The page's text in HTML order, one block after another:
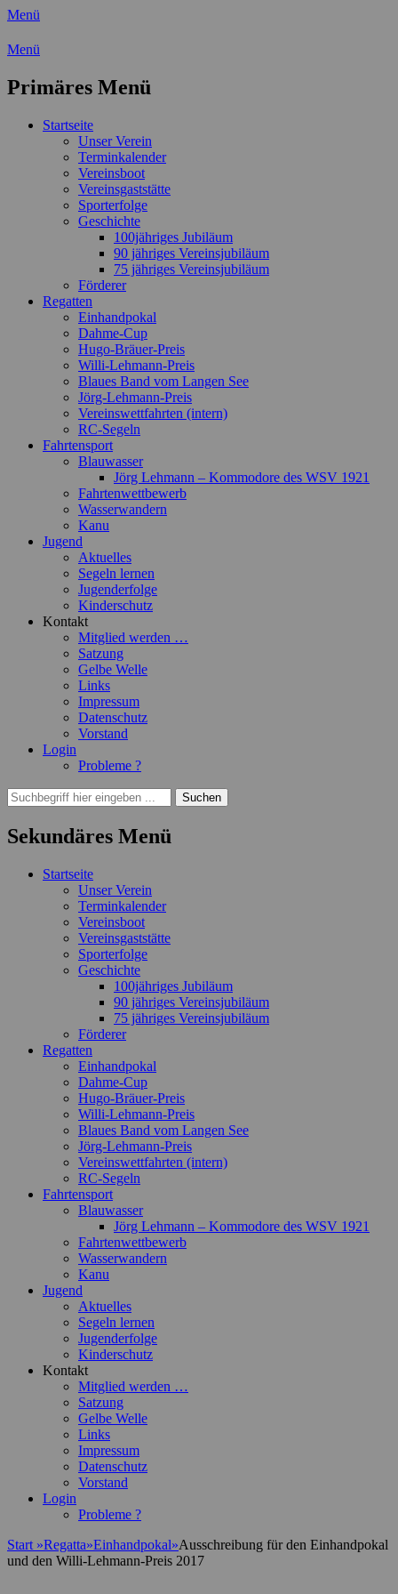
Menü
Wassersport-Verein 1921 e.V.
Freizeit mit der ganzen Familie
Menü
Primäres Menü
Zum
Startseite
Unser Verein
Terminkalender
Vereinsboot
Vereinsgaststätte
Sporterfolge
Geschichte
100jähriges Jubiläum
90 jähriges Vereinsjubiläum
75 jähriges Vereinsjubiläum
Förderer
Regatten
Einhandpokal
Dahme-Cup
Hugo-Bräuer-Preis
Willi-Lehmann-Preis
Blaues Band vom Langen See
Jörg-Lehmann-Preis
Vereinswettfahrten (intern)
RC-Segeln
Fahrtensport
Blauwasser
Jörg Lehmann – Kommodore des WSV 1921
Fahrtenwettbewerb
Wasserwandern
Kanu
Jugend
Aktuelles
Segeln lernen
Jugenderfolge
Kinderschutz
Kontakt
Mitglied werden …
Satzung
Gelbe Welle
Links
Impressum
Datenschutz
Vorstand
Login
Probleme ?
Suchen
Suchen
nach:
Sekundäres Menü
Zum
Startseite
Unser Verein
Terminkalender
Vereinsboot
Vereinsgaststätte
Sporterfolge
Geschichte
100jähriges Jubiläum
90 jähriges Vereinsjubiläum
75 jähriges Vereinsjubiläum
Förderer
Regatten
Einhandpokal
Dahme-Cup
Hugo-Bräuer-Preis
Willi-Lehmann-Preis
Blaues Band vom Langen See
Jörg-Lehmann-Preis
Vereinswettfahrten (intern)
RC-Segeln
Fahrtensport
Blauwasser
Jörg Lehmann – Kommodore des WSV 1921
Fahrtenwettbewerb
Wasserwandern
Kanu
Jugend
Aktuelles
Segeln lernen
Jugenderfolge
Kinderschutz
Kontakt
Mitglied werden …
Satzung
Gelbe Welle
Links
Impressum
Datenschutz
Vorstand
Login
Probleme ?
Start »Regatta»Einhandpokal»Ausschreibung für den Einhandpokal
und den Willi-Lehmann-Preis 2017